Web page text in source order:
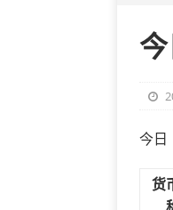
今日
货